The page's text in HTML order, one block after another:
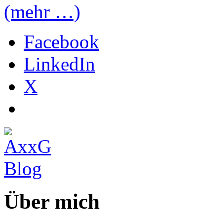
(mehr …)
Facebook
LinkedIn
X
Über mich